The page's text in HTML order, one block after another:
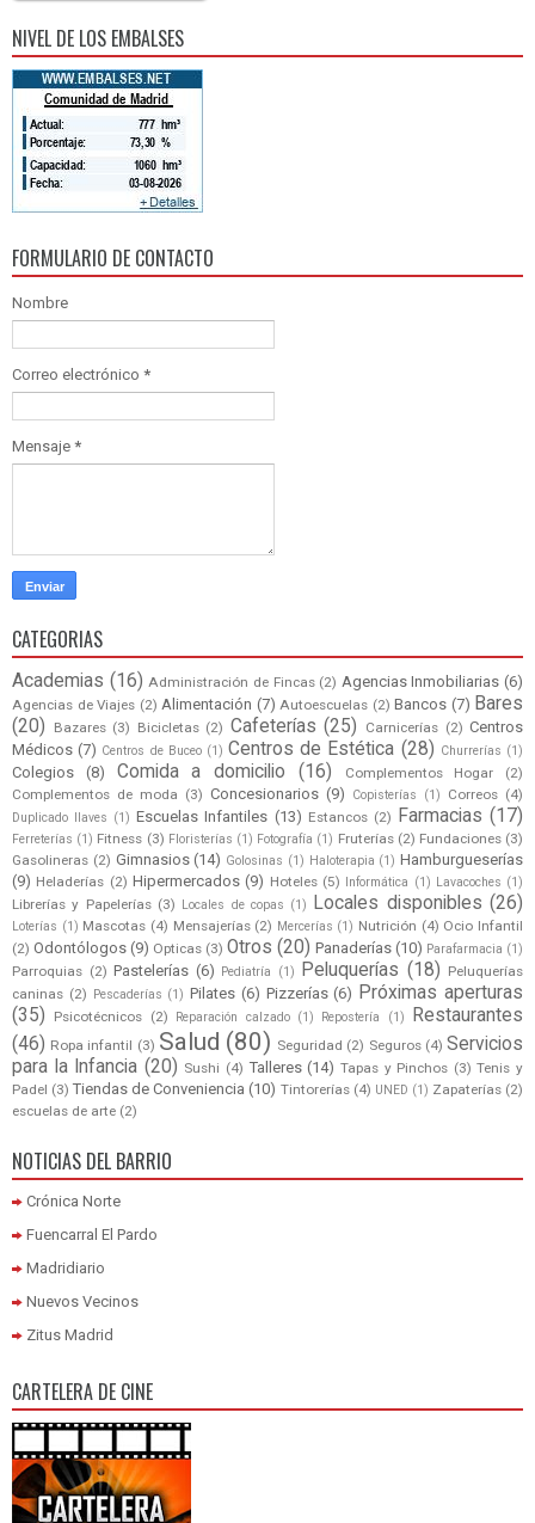
2
CO -
NIVEL DE LOS EMBALSES
FORMULARIO DE CONTACTO
Nombre
Correo electrónico *
Mensaje *
CATEGORIAS
Academias (16) Administración de Fincas (2) Agencias Inmobiliarias (6)
Agencias de Viajes (2) Alimentación (7) Autoescuelas (2) Bancos (7) Bares
(20)
Bazares (3) Bicicletas (2) Cafeterías (25) Carnicerías (2) Centros
Médicos (7) Centros de Buceo (1) Centros de Estética (28) Churrerías (1)
Colegios (8) Comida a domicilio (16) Complementos Hogar
(2)
Complementos de moda (3) Concesionarios (9) Copisterías (1) Correos (4)
Duplicado llaves (1) Escuelas Infantiles (13) Estancos (2) Farmacias (17)
Ferreterías (1) Fitness (3) Floristerías (1) Fotografía (1) Fruterías (2) Fundaciones (3)
Gasolineras (2) Gimnasios (14) Golosinas (1) Haloterapia (1) Hamburgueserías
(9) Heladerías (2) Hipermercados (9) Hoteles (5) Informática (1) Lavacoches (1)
Librerías y Papelerías (3) Locales de copas (1) Locales disponibles (26)
Loterías (1) Mascotas (4) Mensajerías (2) Mercerías (1) Nutrición (4) Ocio Infantil
(2) Odontólogos (9) Opticas (3) Otros (20) Panaderías (10) Parafarmacia (1)
Parroquias (2) Pastelerías (6) Pediatría (1) Peluquerías (18) Peluquerías
caninas (2) Pescaderías (1) Pilates (6) Pizzerías (6) Próximas aperturas
(35)
Psicotécnicos (2) Reparación calzado (1) Repostería (1)
Restaurantes
(46) Ropa infantil (3) Salud (80) Seguridad (2) Seguros (4) Servicios
para la Infancia (20) Sushi (4) Talleres (14) Tapas y Pinchos (3) Tenis y
Padel (3) Tiendas de Conveniencia (10) Tintorerías (4) UNED (1) Zapaterías (2)
escuelas de arte (2)
NOTICIAS DEL BARRIO
Crónica Norte
Fuencarral El Pardo
Madridiario
Nuevos Vecinos
Zitus Madrid
CARTELERA DE CINE